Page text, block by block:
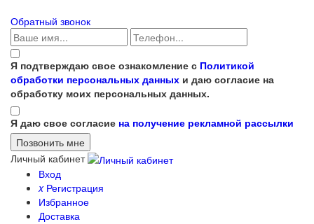
Обратный звонок
Я подтверждаю свое ознакомление с Политикой
обработки персональных данных и даю согласие на
обработку моих персональных данных.
Я даю свое согласие на получение рекламной рассылки
Личный кабинет
Вход
xРегистрация
Избранное
Доставка